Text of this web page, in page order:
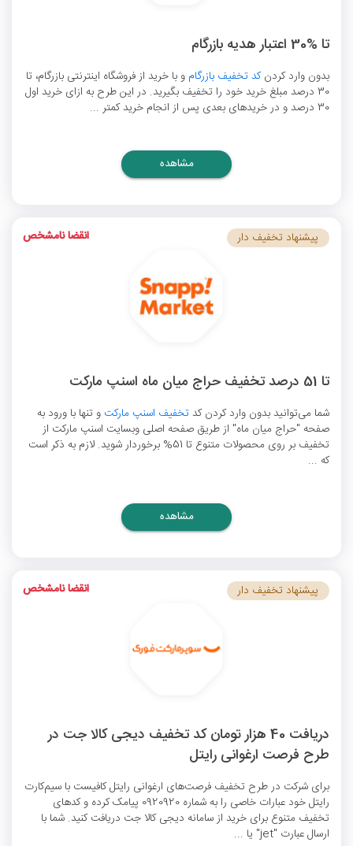
تا %30 اعتبار هدیه بازرگام
بدون وارد کردنکد تخفیف بازرگام و با خرید از فروشگاه اینترنتی بازرگام، تا
30 درصد مبلغ خرید خود را تخفیف بگیرید. در این طرح به ازای خرید اول
30 درصد و در خرید‌های بعدی پس از انجام خرید کمتر ...
مشاهده
تا 51 درصد تخفیف حراج میان ماه اسنپ مارکت
شما می‌توانید بدون وارد کردن کد تخفیف اسنپ مارکت و تنها با ورود به
صفحه "حراج میان ماه" از طریق صفحه اصلی وبسایت اسنپ مارکت از
تخفیف بر روی محصولات متنوع تا 51% برخوردار شوید. لازم به ذکر است
که ...
پیشنهاد تخفیف دار انقضا نامشخص
مشاهده
دریافت 40 هزار تومان کد تخفیف دیجی کالا جت در
طرح فرصت ارغوانی رایتل
برای شرکت در طرح تخفیف فرصت‌های ارغوانی رایتل کافیست با سیم‌کارت
رایتل خود عبارات خاصی را به شماره 0920920 پیامک کرده و کدهای
تخفیف متنوع برای خرید از سامانه دیجی کالا جت دریافت کنید. شما با
ارسال عبارت "jet" یا ...
پیشنهاد تخفیف دار انقضا نامشخص